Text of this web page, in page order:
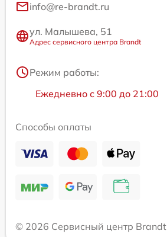
info@re-brandt.ru
ул. Малышева, 51
Адрес сервисного центра Brandt
Режим работы:
Ежедневно с 9:00 до 21:00
Способы оплаты
© 2026 Сервисный центр Brandt